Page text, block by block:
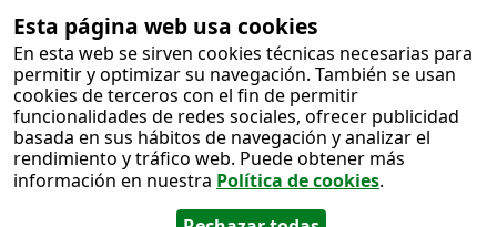
Esta página web usa cookies
En esta web se sirven cookies técnicas necesarias para
permitir y optimizar su navegación. También se usan
cookies de terceros con el fin de permitir
funcionalidades de redes sociales, ofrecer publicidad
basada en sus hábitos de navegación y analizar el
rendimiento y tráfico web. Puede obtener más
información en nuestra Política de cookies.